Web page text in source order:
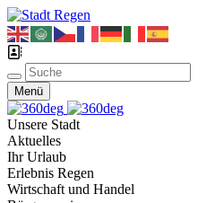
Menü
Unsere Stadt
Aktuelles
Ihr Urlaub
Erlebnis Regen
Wirtschaft und Handel